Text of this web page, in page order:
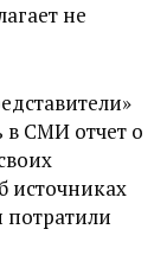
не
в СМИ отчет о
источниках